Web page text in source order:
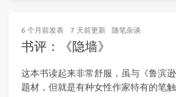
6 个月前发表 7 天前更新 随笔杂谈
书评：《隐墙》
这本书读起来非常舒服，虽与《鲁滨
题材，但就是有种女性作家特有的笔触